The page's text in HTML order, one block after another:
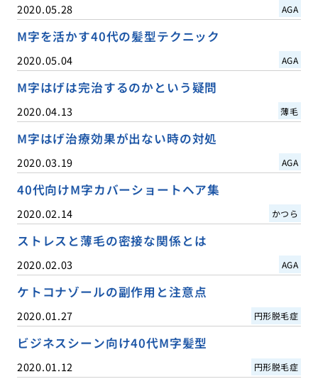
2020.05.28 AGA
M字を活かす40代の髪型テクニック
2020.05.04 AGA
M字はげは完治するのかという疑問
2020.04.13 薄毛
M字はげ治療効果が出ない時の対処
2020.03.19 AGA
40代向けM字カバーショートヘア集
2020.02.14 かつら
ストレスと薄毛の密接な関係とは
2020.02.03 AGA
ケトコナゾールの副作用と注意点
2020.01.27 円形脱毛症
ビジネスシーン向け40代M字髪型
2020.01.12 円形脱毛症